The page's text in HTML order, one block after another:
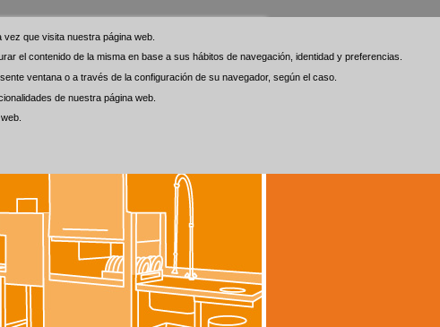
que visita nuestra página web.
el contenido de la misma en base a sus hábitos de navegación, identidad y preferencias.
ventana o a través de la configuración de su navegador, según el caso.
de nuestra página web.
que visita nuestra página web.
el contenido de la misma en base a sus hábitos de navegación, identidad y preferencias.
ventana o a través de la configuración de su navegador, según el caso.
de nuestra página web.